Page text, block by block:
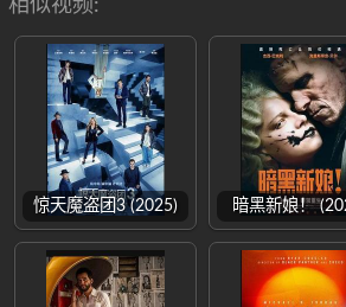
相似视频:
惊天魔盗团3 (2025) 暗黑新娘！